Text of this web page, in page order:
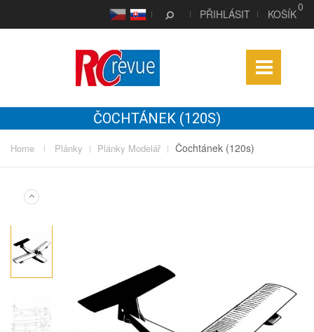
CS SK PŘIHLÁSIT KOŠÍK
0
ČOCHTÁNEK (120S)
Home Plánky Plánky Modelář Čochtánek (120s)